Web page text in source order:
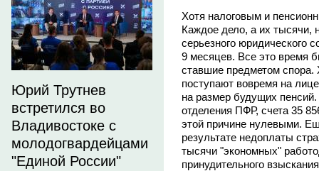
Юрий Трутнев
встретился во
Владивостоке с
молодогвардейцами
"Единой России"
Хотя налоговым и
Каждое дело, а их тысячи,
серьезного юридического
9 месяцев. Все это время
ставшие предметом спора.
поступают вовремя на
на размер будущих
отделения ПФР, счета 35
этой причине нулевыми.
результате недоплаты
тысячи "экономных"
принудительного